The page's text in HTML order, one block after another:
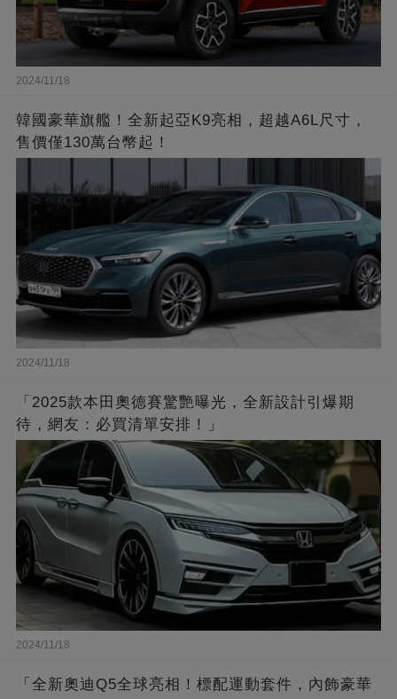
2024/11/18
韓國豪華旗艦！全新起亞K9亮相，超越A6L尺寸，
售價僅130萬台幣起！
2024/11/18
「2025款本田奧德賽驚艷曝光，全新設計引爆期
待，網友：必買清單安排！」
2024/11/18
「全新奧迪Q5全球亮相！標配運動套件，內飾豪華